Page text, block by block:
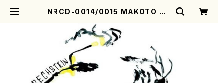
NRCD-0014/0015 MAKOTO NA
ひとり（CD） | motherearth